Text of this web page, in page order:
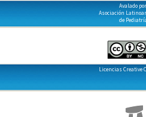
Avalado
Asociación
de
Licencias Creative